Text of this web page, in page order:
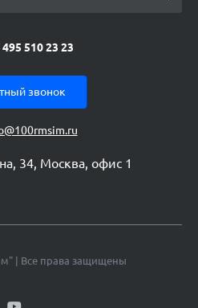
495 510 23 23
звонок
34, Москва, офис 1
| Все права защищены